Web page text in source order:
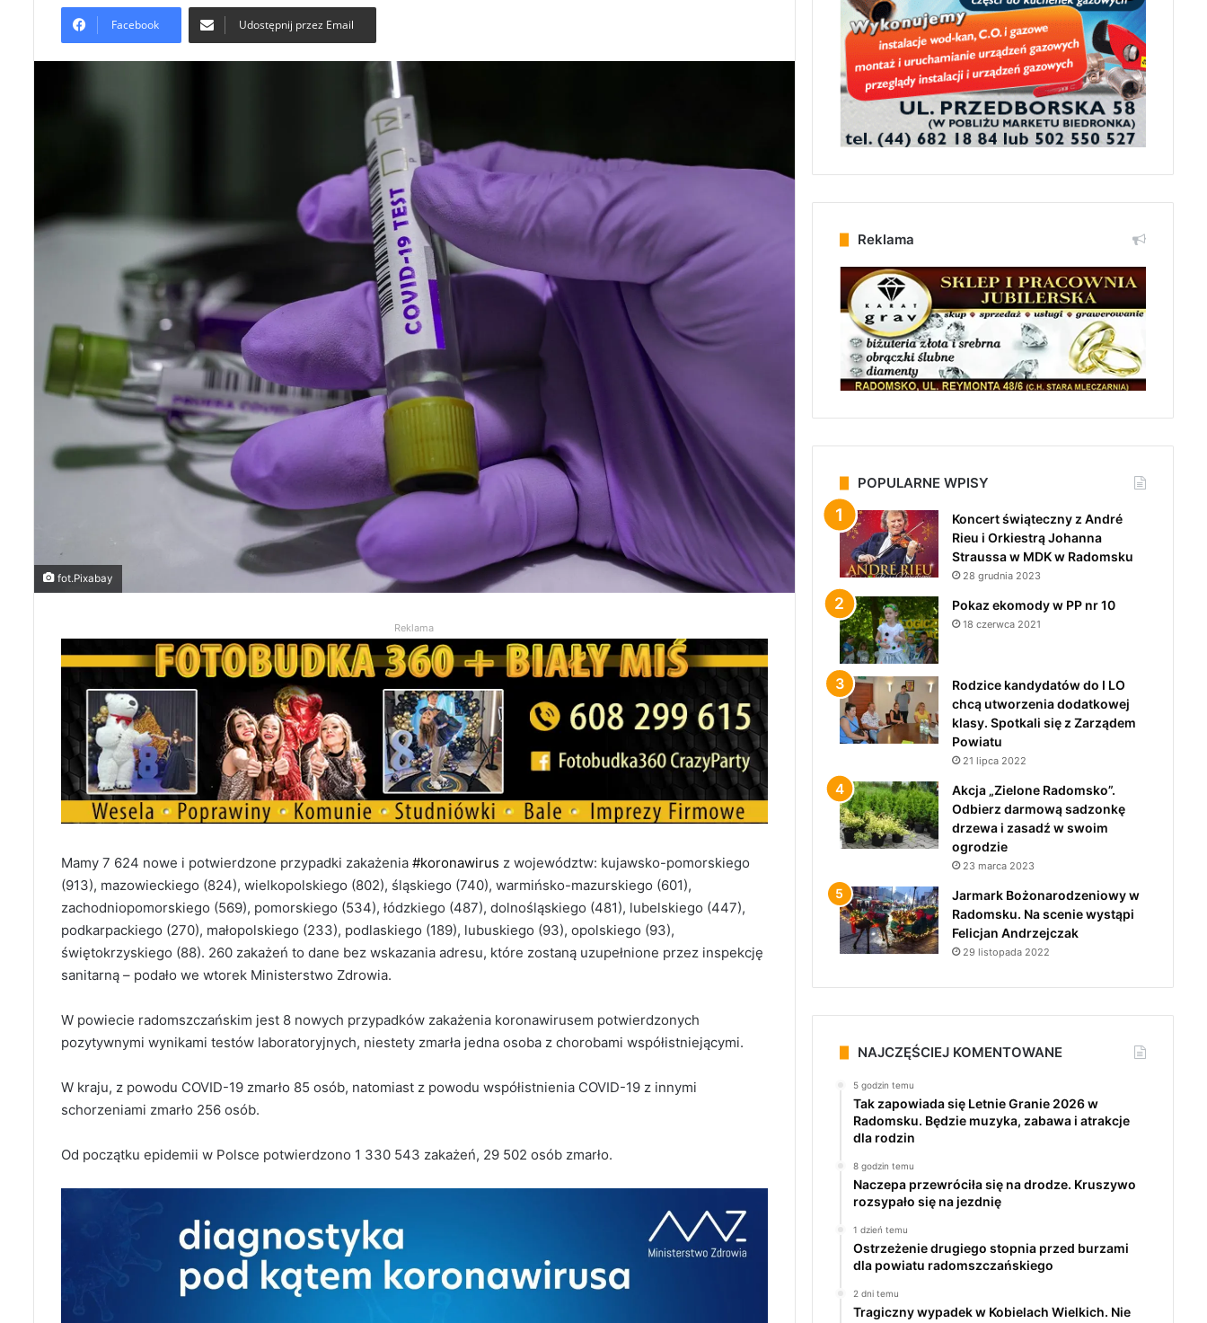
Facebook Udostępnij przez Email
fot.Pixabay
Reklama
Mamy 7 624 nowe i potwierdzone przypadki zakażenia #koronawirus z województw: kujawsko-pomorskiego
(913), mazowieckiego (824), wielkopolskiego (802), śląskiego (740), warmińsko-mazurskiego (601),
zachodniopomorskiego (569), pomorskiego (534), łódzkiego (487), dolnośląskiego (481), lubelskiego (447),
podkarpackiego (270), małopolskiego (233), podlaskiego (189), lubuskiego (93), opolskiego (93),
świętokrzyskiego (88). 260 zakażeń to dane bez wskazania adresu, które zostaną uzupełnione przez inspekcję
sanitarną – podało we wtorek Ministerstwo Zdrowia.
W powiecie radomszczańskim jest 8 nowych przypadków zakażenia koronawirusem potwierdzonych
pozytywnymi wynikami testów laboratoryjnych, niestety zmarła jedna osoba z chorobami współistniejącymi.
W kraju, z powodu COVID-19 zmarło 85 osób, natomiast z powodu współistnienia COVID-19 z innymi
schorzeniami zmarło 256 osób.
Od początku epidemii w Polsce potwierdzono 1 330 543 zakażeń, 29 502 osób zmarło.
Reklama
POPULARNE WPISY
Koncert świąteczny z André
Rieu i Orkiestrą Johanna
Straussa w MDK w Radomsku
28 grudnia 2023
Pokaz ekomody w PP nr 10
18 czerwca 2021
Rodzice kandydatów do I LO
chcą utworzenia dodatkowej
klasy. Spotkali się z Zarządem
Powiatu
21 lipca 2022
Akcja „Zielone Radomsko”.
Odbierz darmową sadzonkę
drzewa i zasadź w swoim
ogrodzie
23 marca 2023
Jarmark Bożonarodzeniowy w
Radomsku. Na scenie wystąpi
Felicjan Andrzejczak
29 listopada 2022
NAJCZĘŚCIEJ KOMENTOWANE
5 godzin temu
Tak zapowiada się Letnie Granie 2026 w
Radomsku. Będzie muzyka, zabawa i atrakcje
dla rodzin
8 godzin temu
Naczepa przewróciła się na drodze. Kruszywo
rozsypało się na jezdnię
1 dzień temu
Ostrzeżenie drugiego stopnia przed burzami
dla powiatu radomszczańskiego
2 dni temu
Tragiczny wypadek w Kobielach Wielkich. Nie